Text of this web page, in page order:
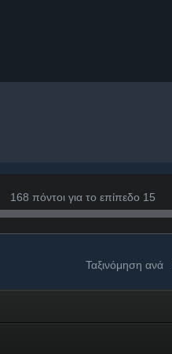
168 πόντοι για το επίπεδο 15
Ταξινόμηση ανά